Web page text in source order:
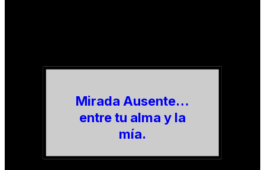
Mirada Ausente…
entre tu alma y la
mía.